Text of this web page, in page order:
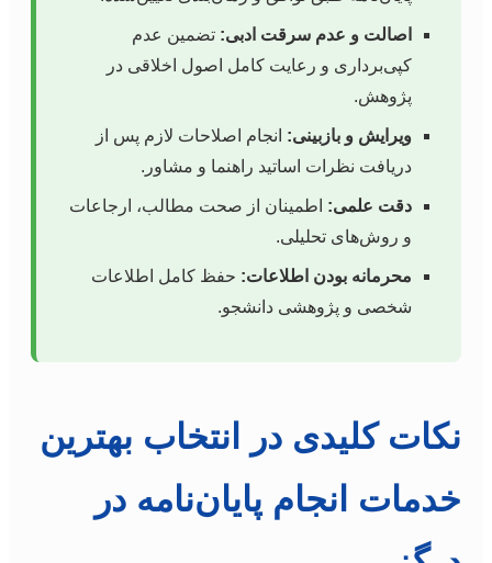
اصالت و عدم سرقت ادبی: تضمین عدم
کپی‌برداری و رعایت کامل اصول اخلاقی در
پژوهش.
ویرایش و بازبینی: انجام اصلاحات لازم پس از
دریافت نظرات اساتید راهنما و مشاور.
دقت علمی: اطمینان از صحت مطالب، ارجاعات
و روش‌های تحلیلی.
محرمانه بودن اطلاعات: حفظ کامل اطلاعات
شخصی و پژوهشی دانشجو.
نکات کلیدی در انتخاب بهترین
خدمات انجام پایان‌نامه در